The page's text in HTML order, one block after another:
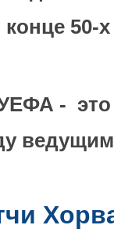
конце 50-
- это